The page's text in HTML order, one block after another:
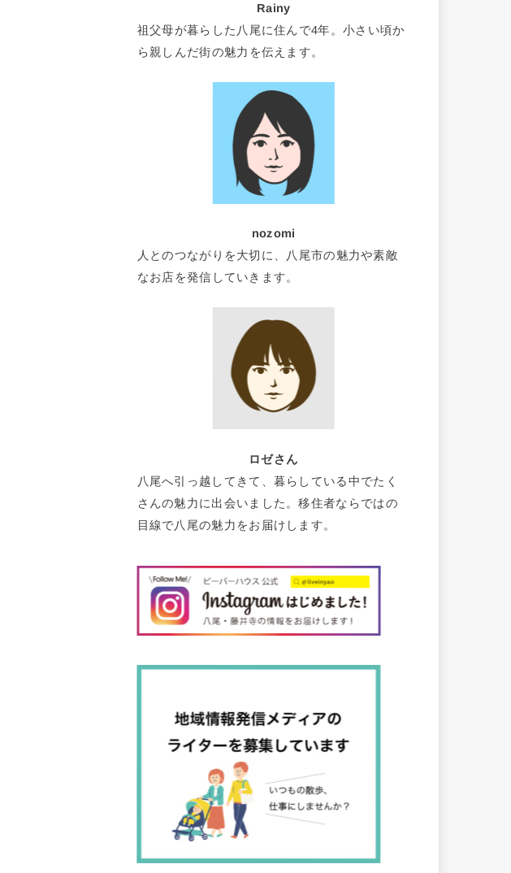
Rainy
祖父母が暮らした八尾に住んで4年。小さい頃か
ら親しんだ街の魅力を伝えます。
nozomi
人とのつながりを大切に、八尾市の魅力や素敵
なお店を発信していきます。
ロゼさん
八尾へ引っ越してきて、暮らしている中でたく
さんの魅力に出会いました。移住者ならではの
目線で八尾の魅力をお届けします。